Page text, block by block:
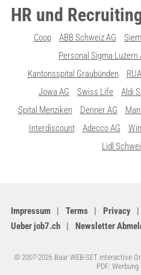
HR und
Coop ABB Schweiz AG
Personal Sigma Luzern
Kantonsspital Graubünden
Jowa AG
Swiss Life Aldi
Spital Menziken
Denner AG
Interdiscount
Adecco AG
Lidl
Impressum Terms Privacy
Ueber job7.ch
Newsletter
© 2007-2026 Baar WEB-SET interactive
PDF: